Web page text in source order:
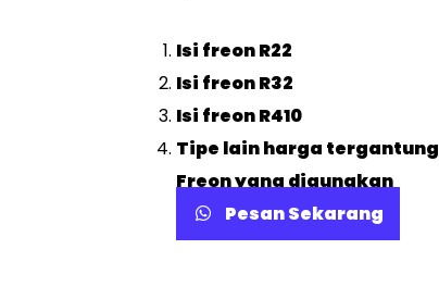
Isi freon R22
Isi freon R32
Isi freon R410
Tipe lain harga tergantung
Freon yang digunakan
Pesan Sekarang